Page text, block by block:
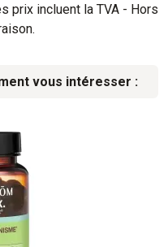
prix incluent la TVA - Hors
vous intéresser :